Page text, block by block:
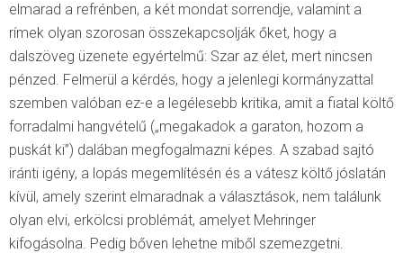
elmarad a refrénben, a két mondat sorrendje, valamint a
rímek olyan szorosan összekapcsolják őket, hogy a
dalszöveg üzenete egyértelmű: Szar az élet, mert nincsen
pénzed. Felmerül a kérdés, hogy a jelenlegi kormányzattal
szemben valóban ez-e a legélesebb kritika, amit a fiatal költő
forradalmi hangvételű („megakadok a garaton, hozom a
puskát ki”) dalában megfogalmazni képes. A szabad sajtó
iránti igény, a lopás megemlítésén és a vátesz költő jóslatán
kívül, amely szerint elmaradnak a választások, nem találunk
olyan elvi, erkölcsi problémát, amelyet Mehringer
kifogásolna. Pedig bőven lehetne miből szemezgetni.